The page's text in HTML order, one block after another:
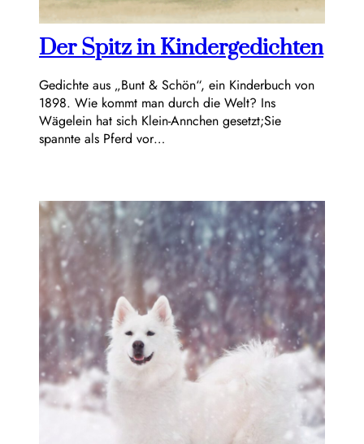
Der Spitz in Kindergedichten
Gedichte aus „Bunt & Schön“, ein Kinderbuch von
1898. Wie kommt man durch die Welt? Ins
Wägelein hat sich Klein-Annchen gesetzt;Sie
spannte als Pferd vor…